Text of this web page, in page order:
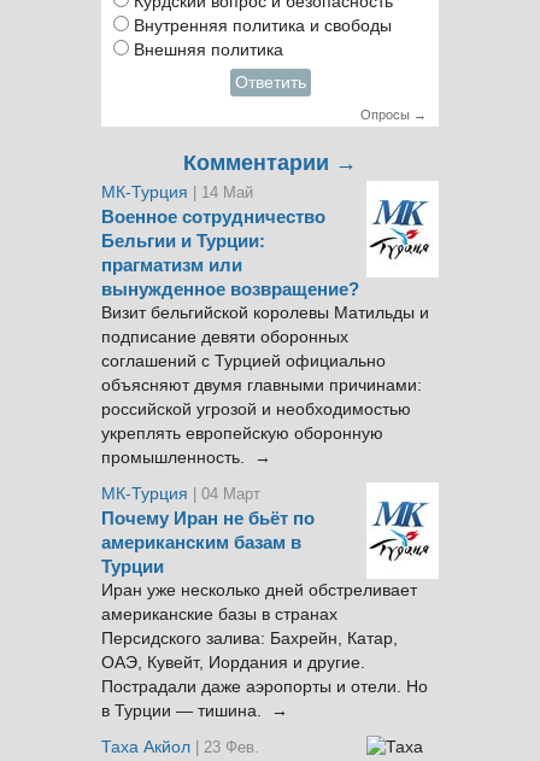
Внутренняя политика и свободы
Внешняя политика
Ответить
Опросы →
Комментарии →
МК-Турция | 14 Май
Военное сотрудничество
Бельгии и Турции:
прагматизм или
вынужденное возвращение?
Визит бельгийской королевы Матильды и
подписание девяти оборонных
соглашений с Турцией официально
объясняют двумя главными причинами:
российской угрозой и необходимостью
укреплять европейскую оборонную
промышленность. →
МК-Турция
| 04 Март
Почему Иран не бьёт по
американским базам в
Турции
Иран уже несколько дней обстреливает
американские базы в странах
Персидского залива: Бахрейн, Катар,
ОАЭ, Кувейт, Иордания и другие.
Пострадали даже аэропорты и отели. Но
в Турции — тишина. →
Таха Акйол | 23 Фев.